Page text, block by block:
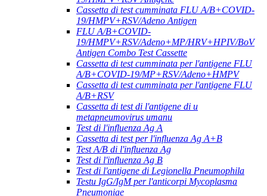
Cassetta di test cumminata FLU A/B+COVID-
19/HMPV+RSV/Adeno Antigen
FLU A/B+COVID-
19/HMPV+RSV/Adeno+MP/HRV+HPIV/BoV
Antigen Combo Test Cassette
Cassetta di test cumminata per l'antigene FLU
A/B+COVID-19/MP+RSV/Adeno+HMPV
Cassetta di test cumminata per l'antigene FLU
A/B+RSV
Cassetta di test di l'antigene di u
metapneumovirus umanu
Test di l'influenza Ag A
Cassetta di test per l'influenza Ag A+B
Test A/B di l'influenza Ag
Test di l'influenza Ag B
Test di l'antigene di Legionella Pneumophila
Testu IgG/IgM per l'anticorpi Mycoplasma
Pneumoniae